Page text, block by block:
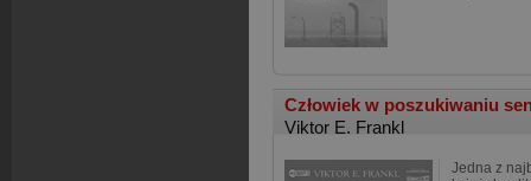
Człowiek w poszukiwaniu
Viktor E. Frankl
Jedna z